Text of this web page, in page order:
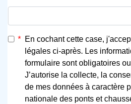
* En cochant cette case,
légales ci-après. Les
formulaire sont obligatoires
J’autorise la collecte, la
de mes données à caractère
nationale des ponts et